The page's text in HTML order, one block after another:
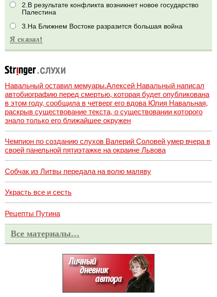
2.В результате конфликта возникнет новое государство
Палестина
3.На Ближнем Востоке разразится большая война
Навальный оставил мемуары.Алексей Навальный написал
автобиографию перед смертью, которая будет опубликована
в этом году, сообщила в четверг его вдова Юлия Навальная,
раскрыв существование текста, о существовании которого
знало только его ближайшее окружен
Чемпион по созданию слухов Валерий Соловей умер вчера в
своей панельной пятиэтажке на окраине Львова
Собчак из Литвы передала на волю маляву
Украсть все и сесть
Рецепты Путина
Все материалы…